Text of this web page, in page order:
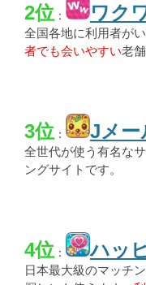
2位： ワク
全国各地に利用者が
者でも会いやすい老
3位： Jメー
全世代が使う有名な
ングサイトです。
4位： ハッ
日本最大級のマッチ